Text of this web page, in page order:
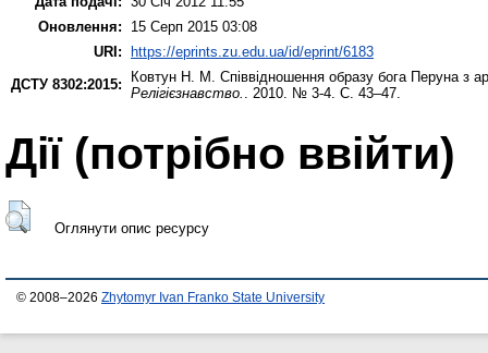
Оновлення:
15 Серп 2015 03:08
URI:
https://eprints.zu.edu.ua/id/eprint/6183
ДСТУ 8302:2015:
Ковтун Н. М. Співвідношення образу бога Перуна з
Релігієзнавство. . 2010. № 3-4. С. 43–47.
Дії ​​(потрібно ввійти)
Оглянути опис ресурсу
© 2008–2026 Zhytomyr Ivan Franko State University